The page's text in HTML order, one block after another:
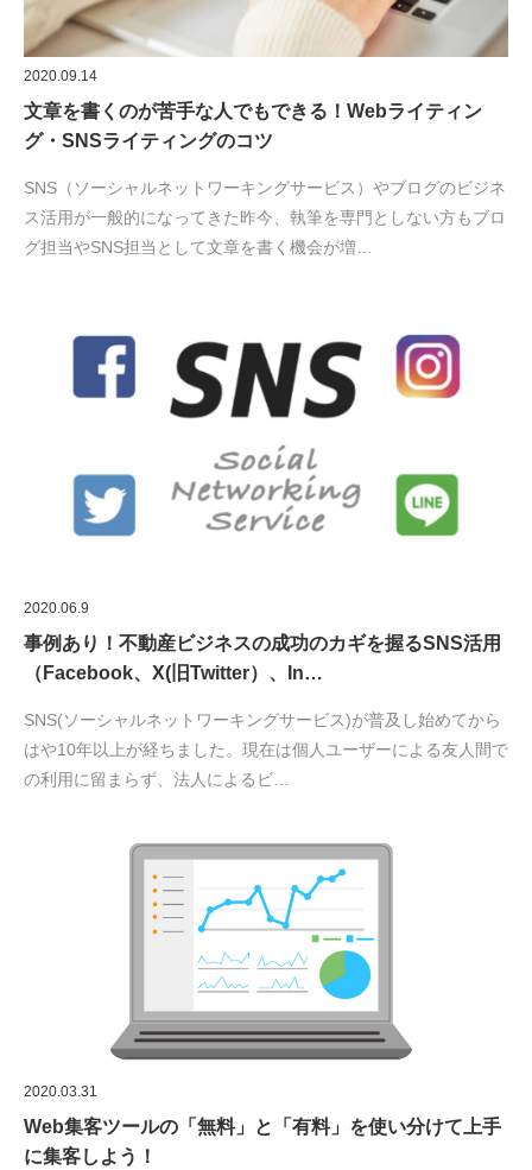
2020.09.14
文章を書くのが苦手な人でもできる！Webライティン
グ・SNSライティングのコツ
SNS（ソーシャルネットワーキングサービス）やブログのビジネ
ス活用が一般的になってきた昨今、執筆を専門としない方もブロ
グ担当やSNS担当として文章を書く機会が増…
2020.06.9
事例あり！不動産ビジネスの成功のカギを握るSNS活用
（Facebook、X(旧Twitter）、In…
SNS(ソーシャルネットワーキングサービス)が普及し始めてから
はや10年以上が経ちました。現在は個人ユーザーによる友人間で
の利用に留まらず、法人によるビ…
2020.03.31
Web集客ツールの「無料」と「有料」を使い分けて上手
に集客しよう！